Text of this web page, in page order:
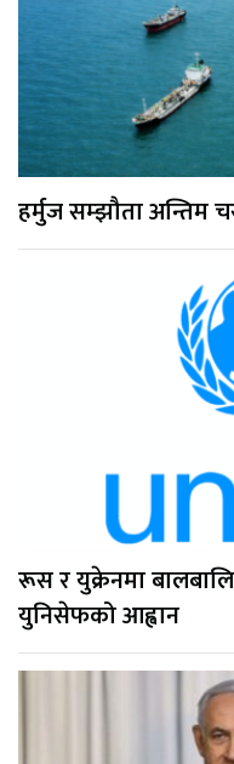
हर्मुज सम्झौता अन्तिम
रूस र युक्रेनमा
युनिसेफको आह्वान